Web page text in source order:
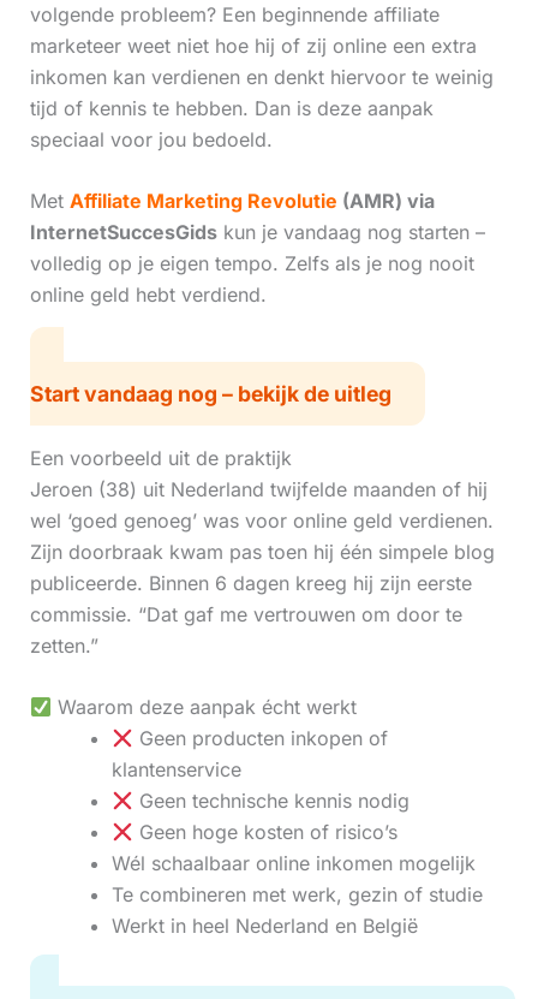
volgende probleem? Een beginnende affiliate
marketeer weet niet hoe hij of zij online een extra
inkomen kan verdienen en denkt hiervoor te weinig
tijd of kennis te hebben. Dan is deze aanpak
speciaal voor jou bedoeld.
Met Affiliate Marketing Revolutie (AMR) via
InternetSuccesGidskun je vandaag nog starten –
volledig op je eigen tempo. Zelfs als je nog nooit
online geld hebt verdiend.
Start vandaag nog – bekijk de uitleg
Een voorbeeld uit de praktijk
Jeroen (38) uit Nederland twijfelde maanden of hij
wel ‘goed genoeg’ was voor online geld verdienen.
Zijn doorbraak kwam pas toen hij één simpele blog
publiceerde. Binnen 6 dagen kreeg hij zijn eerste
commissie. “Dat gaf me vertrouwen om door te
zetten.”
Waarom deze aanpak écht werkt
Geen producten inkopen of
klantenservice
Geen technische kennis nodig
Geen hoge kosten of risico’s
Wél schaalbaar online inkomen mogelijk
Te combineren met werk, gezin of studie
Werkt in heel Nederland en België